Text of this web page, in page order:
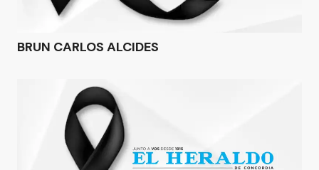
BRUN CARLOS ALCIDES